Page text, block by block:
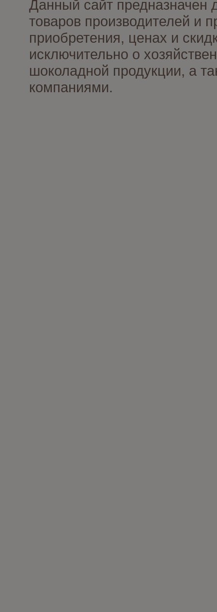
Данный сайт предназначен
товаров производителей и
приобретения, ценах и
исключительно о
шоколадной продукции, а
компаниями.